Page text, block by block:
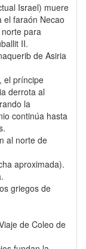
Israel) muere
el faraón Necao
para
II.
de Asiria
el príncipe
derrota al
la
continúa hasta
al norte de
aproximada).
griegos de
de Coleo de